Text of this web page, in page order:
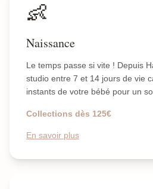
👶
Naissance
Le temps passe si vite ! Depuis
studio entre 7 et 14 jours de vie
instants de votre bébé pour un
Collections dès 125€
En savoir plus